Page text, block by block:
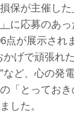
保が主催した
に応募のあ
点が展示され
かげで頑張れ
など、心の発
「とってお
した。